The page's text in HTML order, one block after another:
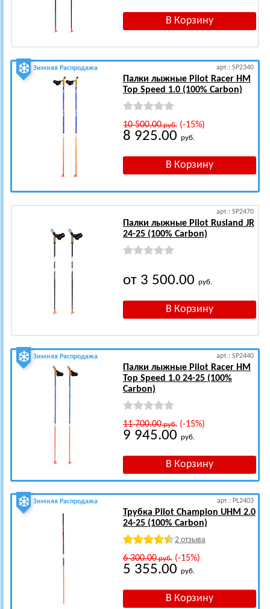
Зимняя Распродажа арт.: SP2340
Палки лыжные Pilot Racer HM
Top Speed 1.0 (100% Carbon)
10 500.00руб.(-15%)
8 925.00 руб.
арт.: SP2470
Палки лыжные Pilot Rusland JR
24-25 (100% Carbon)
от 3 500.00 руб.
Зимняя Распродажа арт.: SP2440
Палки лыжные Pilot Racer HM
Top Speed 1.0 24-25 (100%
Carbon)
11 700.00руб.(-15%)
9 945.00 руб.
Зимняя Распродажа арт.: PL2403
Трубка Pilot Champion UHM 2.0
24-25 (100% Carbon)
2 отзыва
6 300.00руб.(-15%)
5 355.00 руб.